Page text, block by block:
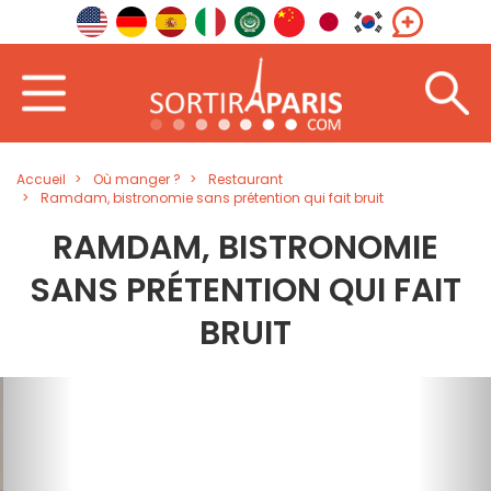
Accueil Où manger ?
Restaurant
Ramdam, bistronomie sans prétention qui fait bruit
RAMDAM, BISTRONOMIE
SANS PRÉTENTION QUI FAIT
BRUIT